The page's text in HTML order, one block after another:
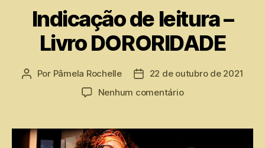
Indicação de leitura –
Livro DORORIDADE
Por Pâmela Rochelle
22 de outubro de 2021
Nenhum comentário